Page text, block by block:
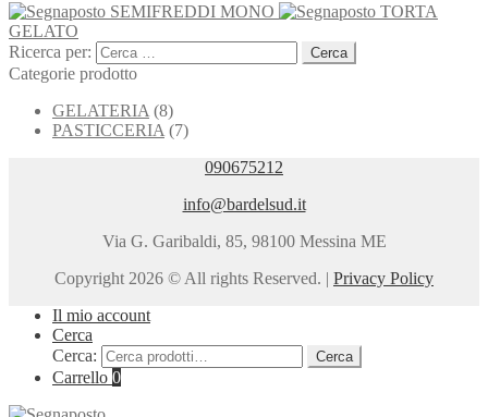
SEMIFREDDI MONO
TORTA
GELATO
Ricerca per:
Categorie prodotto
GELATERIA (8)
PASTICCERIA (7)
090675212
info@bardelsud.it
Via G. Garibaldi, 85, 98100 Messina ME
Copyright 2026 © All rights Reserved. | Privacy Policy
Il mio account
Cerca
Cerca:
Cerca
Carrello 0